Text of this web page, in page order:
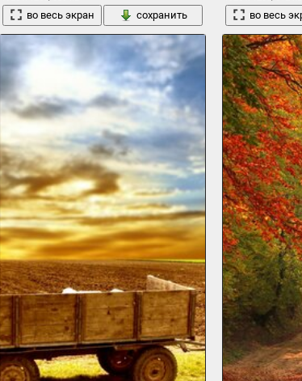
во весь экран сохранить во весь